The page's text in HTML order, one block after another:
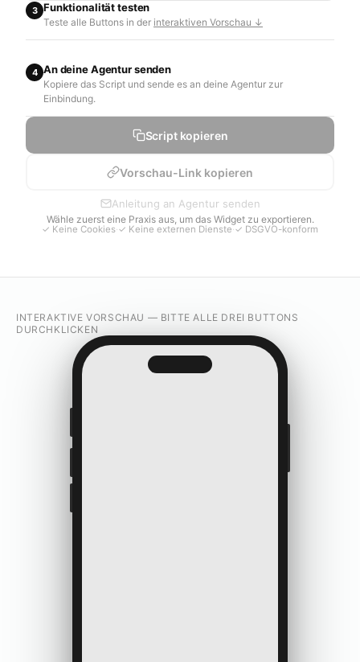
3 Funktionalität testen
Teste alle Buttons in der interaktiven Vorschau ↓
4 An deine Agentur senden
Kopiere das Script und sende es an deine Agentur zur
Einbindung.
Script kopieren
Vorschau-Link kopieren
Anleitung an Agentur senden
Wähle zuerst eine Praxis aus, um das Widget zu exportieren.
✓ Keine Cookies·✓ Keine externen Dienste·✓ DSGVO-konform
INTERAKTIVE VORSCHAU — BITTE ALLE DREI BUTTONS
DURCHKLICKEN